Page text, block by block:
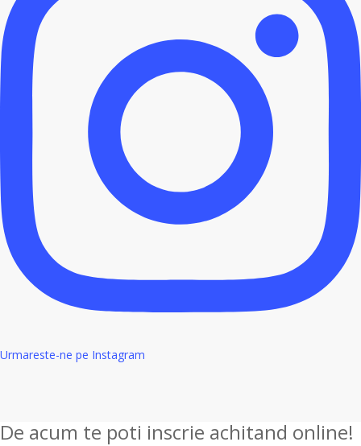
Urmareste-ne pe Instagram
De acum te poti inscrie achitand online!